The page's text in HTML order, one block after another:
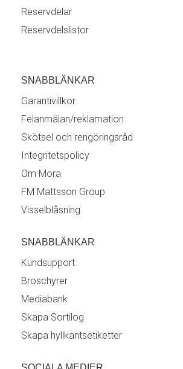
Reservdelar
Reservdelslistor
SNABBLÄNKAR
Garantivillkor
Felanmälan/reklamation
Skötsel och rengöringsråd
Integritetspolicy
Om Mora
FM Mattsson Group
Visselblåsning
SNABBLÄNKAR
Kundsupport
Broschyrer
Mediabank
Skapa Sortilog
Skapa hyllkantsetiketter